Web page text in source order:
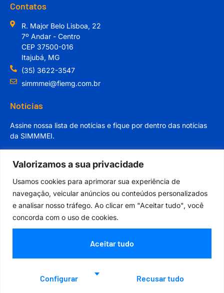
Valorizamos a sua privacidade
Usamos cookies para aprimorar sua experiência de
navegação, veicular anúncios ou conteúdos personalizados
e analisar nosso tráfego. Ao clicar em "Aceitar tudo", você
concorda com o uso de cookies.
Configurar Recusar tudo
Aceitar tudo
Contatos
R. Major Belo Lisboa, 22
7º Andar - Centro
CEP 37500-016
Itajubá, MG
(35) 3622-3547
simmmei@fiemg.com.br
Notícias
Assine nossa lista de notícias e fique por dentro das notícias
da SIMMMEI.
Cadastrar